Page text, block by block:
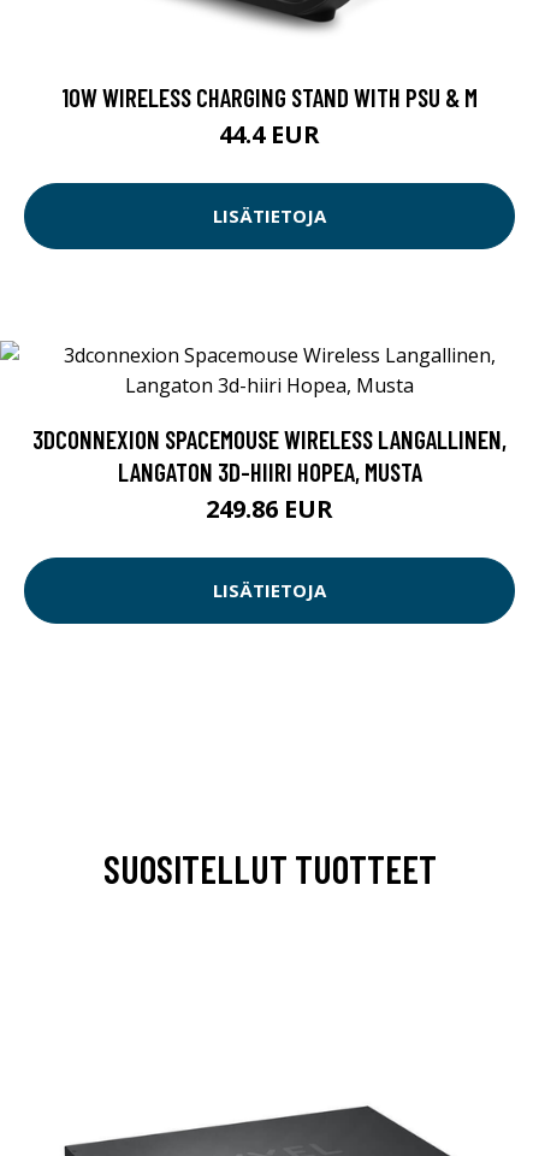
10W WIRELESS CHARGING STAND WITH PSU & M
44.4 EUR
LISÄTIETOJA
3DCONNEXION SPACEMOUSE WIRELESS LANGALLINEN,
LANGATON 3D-HIIRI HOPEA, MUSTA
249.86 EUR
LISÄTIETOJA
SUOSITELLUT TUOTTEET